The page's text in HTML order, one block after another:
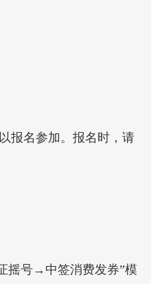
报名参加。报名时，请
摇号→中签消费发券”模